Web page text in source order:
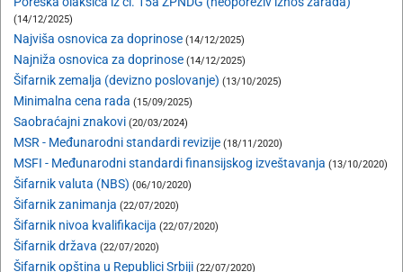
(14/12/2025)
Najviša osnovica za doprinose (14/12/2025)
Najniža osnovica za doprinose (14/12/2025)
Šifarnik zemalja (devizno poslovanje) (13/10/2025)
Minimalna cena rada (15/09/2025)
Saobraćajni znakovi (20/03/2024)
MSR - Međunarodni standardi revizije (18/11/2020)
MSFI - Međunarodni standardi finansijskog izveštavanja (13/10/2020)
Šifarnik valuta (NBS) (06/10/2020)
Šifarnik zanimanja (22/07/2020)
Šifarnik nivoa kvalifikacija (22/07/2020)
Šifarnik država (22/07/2020)
Šifarnik opština u Republici Srbiji (22/07/2020)